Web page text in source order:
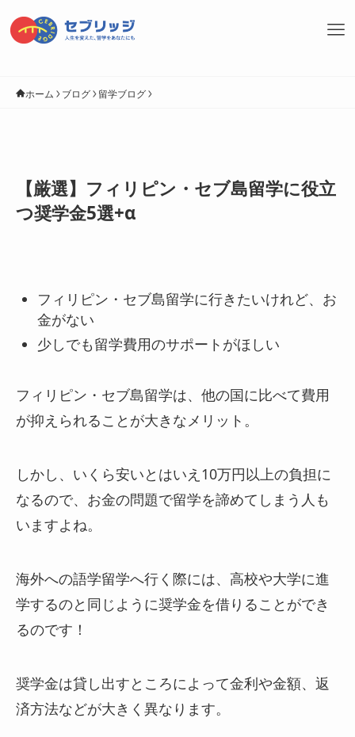
ホーム ブログ 留学ブログ
【厳選】フィリピン・セブ島留学に役立
つ奨学金5選+α
フィリピン・セブ島留学に行きたいけれど、お
金がない
少しでも留学費用のサポートがほしい
フィリピン・セブ島留学は、他の国に比べて費用
が抑えられることが大きなメリット。
しかし、いくら安いとはいえ10万円以上の負担に
なるので、お金の問題で留学を諦めてしまう人も
いますよね。
海外への語学留学へ行く際には、高校や大学に進
学するのと同じように奨学金を借りることができ
るのです！
奨学金は貸し出すところによって金利や金額、返
済方法などが大きく異なります。